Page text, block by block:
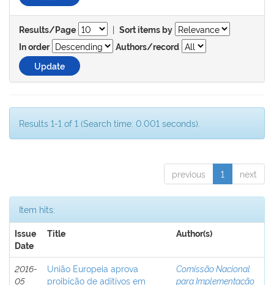
Results/Page | Sort items by
In order
Authors/record
Results 1-1 of 1 (Search time: 0.001 seconds).
previous 1 next
Item hits:
Issue
Date
Title Author(s)
2016-
05
União Europeia aprova
proibição de aditivos em
Comissão Nacional
para Implementação